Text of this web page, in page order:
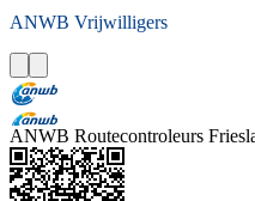
ANWB Vrijwilligers
ANWB Routecontroleurs